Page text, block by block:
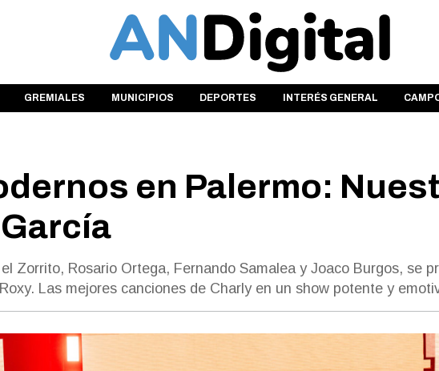
GREMIALES MUNICIPIOS DEPORTES INTERÉS GENERAL
en Palermo:
Zorrito, Rosario Ortega, Fernando Samalea y Joaco Burgos, se
Las mejores canciones de Charly en un show potente y